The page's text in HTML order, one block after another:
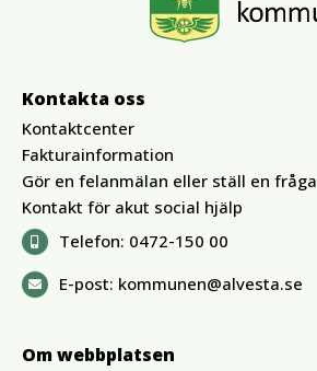
Kontakta oss
Kontaktcenter
Fakturainformation
Gör en felanmälan eller ställ en fråga
Kontakt för akut social hjälp
Telefon: 0472-150 00
E-post: kommunen@alvesta.se
Om webbplatsen